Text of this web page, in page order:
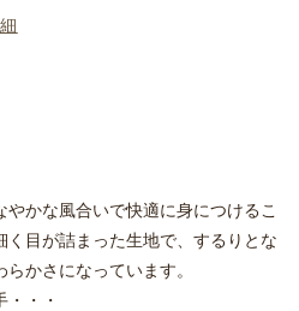
かな風合いで快適に身につけるこ
く目が詰まった生地で、するりとな
かさになっています。
・・